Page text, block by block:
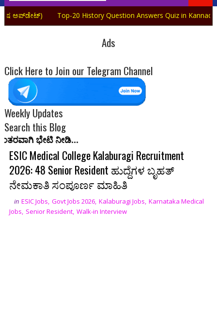
Top-20 History Question Answers Quiz in Kannada Part-05
Ads
Click Here to Join our Telegram Channel
Weekly Updates
Search this Blog
ESIC Medical College Kalaburagi Recruitment
2026: 48 Senior Resident ಹುದ್ದೆಗಳ ಬೃಹತ್
ನೇಮಕಾತಿ ಸಂಪೂರ್ಣ ಮಾಹಿತಿ
in ESIC Jobs, Govt Jobs 2026, Kalaburagi Jobs, Karnataka Medical
Jobs, Senior Resident, Walk-in Interview